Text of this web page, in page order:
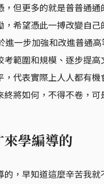
但更多的就是普普通
希望憑此一搏改變自
進一步加強和改進普通
範圍和規模、逐步提
代表實際上人人都有
將如何，不得不卷，
學編導的
的，早知道這麼辛苦我